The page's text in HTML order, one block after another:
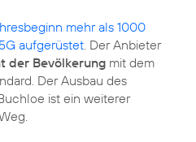
mehr als 1000
aufgerüstet . Der Anbieter
der Bevölkerung mit dem
Der Ausbau des
ist ein weiterer